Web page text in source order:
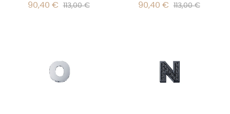
90,40 € 113,00 € 90,40 € 113,00 €